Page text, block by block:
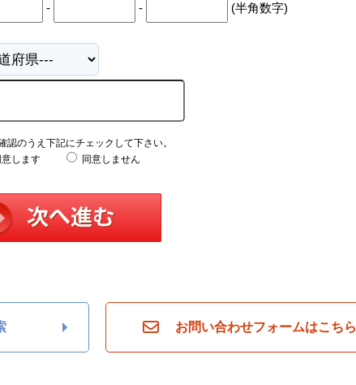
- - (半角数字)
認のうえ下記にチェックして下さい。
意します
同意しません
お問い合わせフォームはこちら